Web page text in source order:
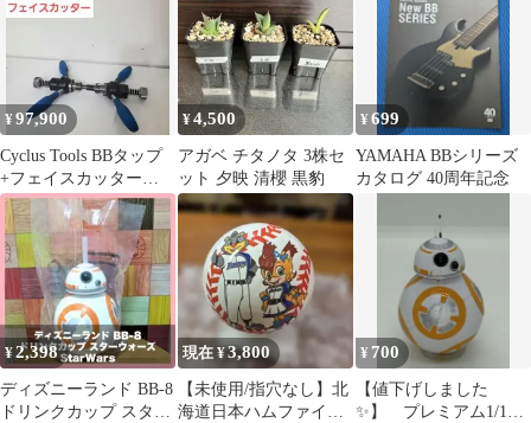
¥97,900
Cyclus Tools BBタップ
+フェイスカッター
BSA 720149
¥4,500
アガベ チタノタ 3株セ
ット 夕映 清櫻 黒豹
¥699
YAMAHA BBシリーズ
カタログ 40周年記念
¥2,398
ディズニーランド BB-8
ドリンクカップ スター
現在 ¥3,800
【未使用/指穴なし】北
海道日本ハムファイタ
¥ 700
【値下げしました
✨】 プレミアム1/10